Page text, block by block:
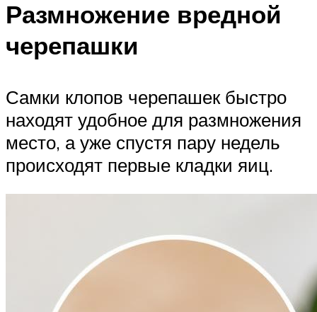
Размножение вредной
черепашки
Самки клопов черепашек быстро
находят удобное для размножения
место, а уже спустя пару недель
происходят первые кладки яиц.